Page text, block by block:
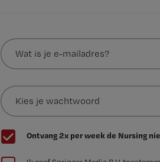
Wat
is
je
mailadres?
*
Kies
je
wachtwoord
G
e
Ontvang 2x per week de Nursing